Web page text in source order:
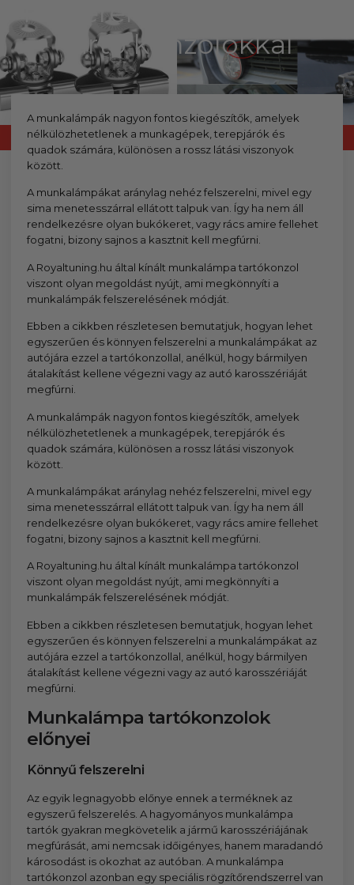
felszerelés egyszerűen,
tartó konzolokkal
A munkalámpák nagyon fontos kiegészítők, amelyek
nélkülözhetetlenek a munkagépek, terepjárók és
quadok számára, különösen a rossz látási viszonyok
között.
A munkalámpákat aránylag nehéz felszerelni, mivel egy
sima menetesszárral ellátott talpuk van. Így ha nem áll
rendelkezésre olyan bukókeret, vagy rács amire fellehet
fogatni, bizony sajnos a kasztnit kell megfúrni.
A Royaltuning.hu által kínált munkalámpa tartókonzol
viszont olyan megoldást nyújt, ami megkönnyíti a
munkalámpák felszerelésének módját.
Ebben a cikkben részletesen bemutatjuk, hogyan lehet
egyszerűen és könnyen felszerelni a munkalámpákat az
autójára ezzel a tartókonzollal, anélkül, hogy bármilyen
átalakítást kellene végezni vagy az autó karosszériáját
megfúrni.
A munkalámpák nagyon fontos kiegészítők, amelyek
nélkülözhetetlenek a munkagépek, terepjárók és
quadok számára, különösen a rossz látási viszonyok
között.
A munkalámpákat aránylag nehéz felszerelni, mivel egy
sima menetesszárral ellátott talpuk van. Így ha nem áll
rendelkezésre olyan bukókeret, vagy rács amire fellehet
fogatni, bizony sajnos a kasztnit kell megfúrni.
A Royaltuning.hu által kínált munkalámpa tartókonzol
viszont olyan megoldást nyújt, ami megkönnyíti a
munkalámpák felszerelésének módját.
Ebben a cikkben részletesen bemutatjuk, hogyan lehet
egyszerűen és könnyen felszerelni a munkalámpákat az
autójára ezzel a tartókonzollal, anélkül, hogy bármilyen
átalakítást kellene végezni vagy az autó karosszériáját
megfúrni.
Munkalámpa tartókonzolok
előnyei
Könnyű felszerelni
Az egyik legnagyobb előnye ennek a terméknek az
egyszerű felszerelés. A hagyományos munkalámpa
tartók gyakran megkövetelik a jármű karosszériájának
megfúrását, ami nemcsak időigényes, hanem maradandó
károsodást is okozhat az autóban. A munkalámpa
tartókonzol azonban egy speciális rögzítőrendszerrel van